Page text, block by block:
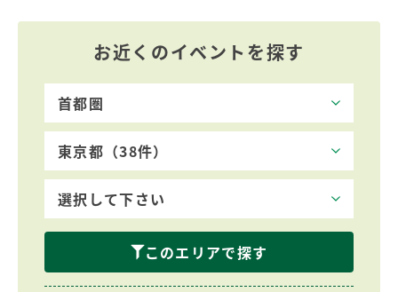
お近くのイベントを探す
このエリアで探す